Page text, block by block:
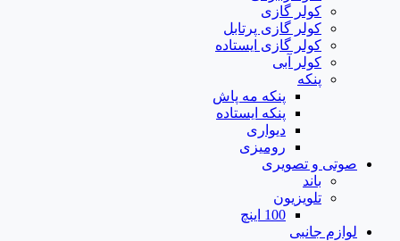
کولر گازی
کولر گازی پرتابل
کولر گازی ایستاده
کولر آبی
پنکه
پنکه مه پاش
پنکه ایستاده
دیواری
رومیزی
صوتی و تصویری
باند
تلویزیون
100 اینچ
لوازم جانبی